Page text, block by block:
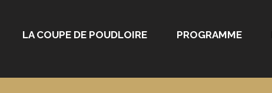
LA COUPE DE POUDLOIRE PROGRAMME